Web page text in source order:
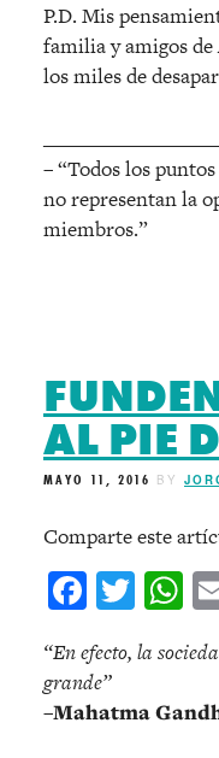
P.D. Mis
familia y amigos
los miles de
– “Todos los
no representan la
miembros.”
AL PIE
MAYO 11, 2016 BY
Comparte este
“En efecto, la
grande”
–Mahatma